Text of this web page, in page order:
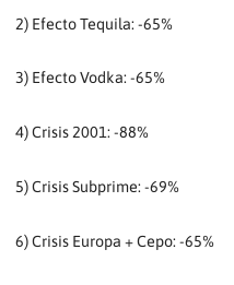
2) Efecto Tequila: -65%
3) Efecto Vodka: -65%
4) Crisis 2001: -88%
5) Crisis Subprime: -69%
6) Crisis Europa + Cepo: -65%